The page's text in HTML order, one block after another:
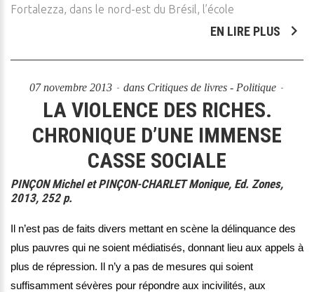
Fortalezza, dans le nord-est du Brésil, l’école
EN LIRE PLUS
07 novembre 2013 dans Critiques de livres - Politique
LA VIOLENCE DES RICHES.
CHRONIQUE D’UNE IMMENSE
CASSE SOCIALE
PINÇON Michel et PINÇON-CHARLET Monique, Ed. Zones,
2013, 252 p.
Il n’est pas de faits divers mettant en scène la délinquance des
plus pauvres qui ne soient médiatisés, donnant lieu aux appels à
plus de répression. Il n’y a pas de mesures qui soient
suffisamment sévères pour répondre aux incivilités, aux